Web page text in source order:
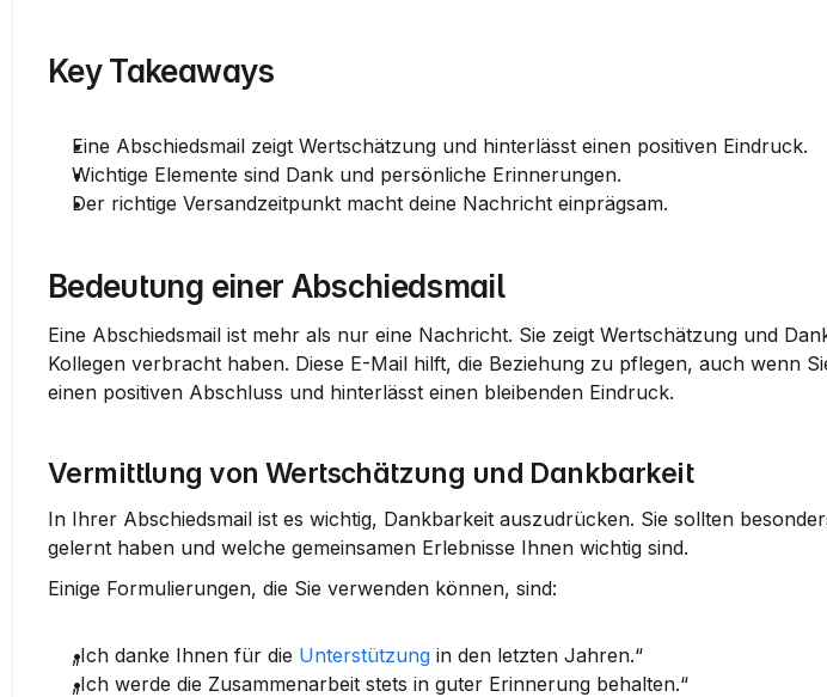
Key Takeaways
Eine Abschiedsmail zeigt Wertschätzung und hinterlässt einen positiven Eindruck.
Wichtige Elemente sind Dank und persönliche Erinnerungen.
Der richtige Versandzeitpunkt macht deine Nachricht einprägsam.
Bedeutung einer Abschiedsmail
Eine Abschiedsmail ist mehr als nur eine Nachricht. Sie zeigt Wertschätzung und
Kollegen verbracht haben. Diese E-Mail hilft, die Beziehung zu pflegen, auch wenn
einen positiven Abschluss und hinterlässt einen bleibenden Eindruck.
Vermittlung von Wertschätzung und Dankbarkeit
In Ihrer Abschiedsmail ist es wichtig, Dankbarkeit auszudrücken. Sie sollten
gelernt haben und welche gemeinsamen Erlebnisse Ihnen wichtig sind.
Einige Formulierungen, die Sie verwenden können, sind:
„Ich danke Ihnen für die Unterstützung in den letzten Jahren.“
„Ich werde die Zusammenarbeit stets in guter Erinnerung behalten.“